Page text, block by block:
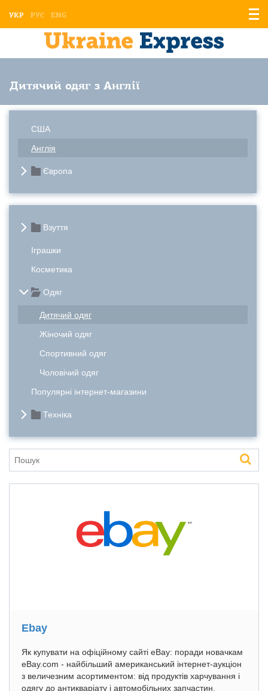
УКР РУС ENG
Дитячий одяг з Англії
США
Англія
Європа
Взуття
Іграшки
Косметика
Одяг
Дитячий одяг
Жіночий одяг
Спортивний одяг
Чоловічий одяг
Популярні інтернет-магазини
Техніка
Ebay
Як купувати на офіційному сайті eBay: поради новачкам
eBay.com - найбільший американський інтернет-аукціон
з величезним асортиментом: від продуктів харчування і
одягу до антикваріату і автомобільних запчастин.